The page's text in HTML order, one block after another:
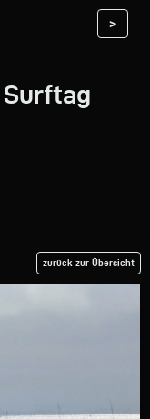
>
zurück zur Übersicht